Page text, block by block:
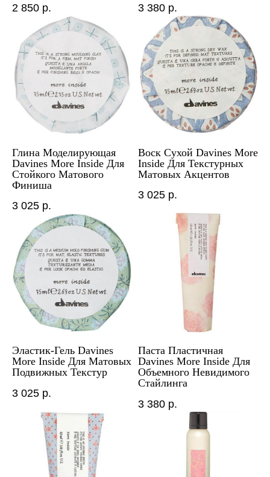
2 850 р. 3 380 р.
Глина Моделирующая
Davines More Inside Для
Стойкого Матового
Финиша
3 025 р.
Воск Сухой Davines More
Inside Для Текстурных
Матовых Акцентов
3 025 р.
Эластик-Гель Davines
More Inside Для Матовых
Подвижных Текстур
3 025 р.
Паста Пластичная
Davines More Inside Для
Объемного Невидимого
Стайлинга
3 380 р.